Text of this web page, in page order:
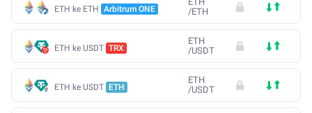
ETH ke ETH Arbitrum ONE
/ETH
ETH ke USDT TRX
ETH
/USDT
ETH ke USDT ETH
ETH
/USDT